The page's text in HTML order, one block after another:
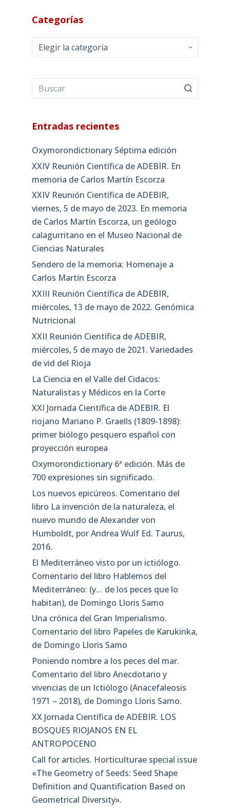
Categorías
Categorías
Entradas recientes
Oxymorondictionary Séptima edición
XXIV Reunión Científica de ADEBIR. En
memoria de Carlos Martín Escorza
XXIV Reunión Científica de ADEBIR,
viernes, 5 de mayo de 2023. En memoria
de Carlos Martín Escorza, un geólogo
calagurritano en el Museo Nacional de
Ciencias Naturales
Sendero de la memoria: Homenaje a
Carlos Martín Escorza
XXIII Reunión Científica de ADEBIR,
miércoles, 13 de mayo de 2022. Genómica
Nutricional
XXII Reunión Científica de ADEBIR,
miércoles, 5 de mayo de 2021. Variedades
de vid del Rioja
La Ciencia en el Valle del Cidacos:
Naturalistas y Médicos en la Corte
XXI Jornada Científica de ADEBIR. El
riojano Mariano P. Graells (1809-1898):
primer biólogo pesquero español con
proyección europea
Oxymorondictionary 6ª edición. Más de
700 expresiones sin significado.
Los nuevos epicúreos. Comentario del
libro La invención de la naturaleza, el
nuevo mundo de Alexander von
Humboldt, por Andrea Wulf Ed. Taurus,
2016.
El Mediterráneo visto por un ictiólogo.
Comentario del libro Hablemos del
Mediterráneo: (y… de los peces que lo
habitan), de Domingo Lloris Samo
Una crónica del Gran Imperialismo.
Comentario del libro Papeles de Karukinka,
de Domingo Lloris Samo
Poniendo nombre a los peces del mar.
Comentario del libro Anecdotario y
vivencias de un Ictiólogo (Anacefaleosis
1971 – 2018), de Domingo Lloris Samo.
XX Jornada Científica de ADEBIR. LOS
BOSQUES RIOJANOS EN EL
ANTROPOCENO
Call for articles. Horticulturae special issue
«The Geometry of Seeds: Seed Shape
Definition and Quantification Based on
Geometrical Diversity»​.